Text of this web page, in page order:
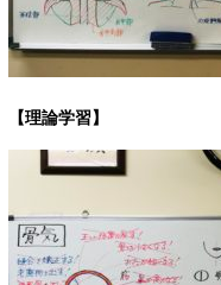
【理論学習】